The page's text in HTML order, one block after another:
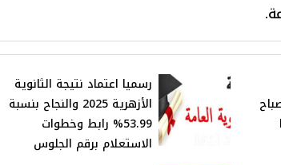
رسميا اعتماد نتيجة الثانوية
الأزهرية 2025 والنجاح بنسبة
53.99% رابط وخطوات
الاستعلام برقم الجلوس